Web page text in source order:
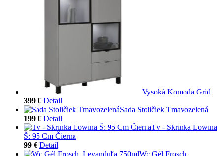
Vysoká Komoda Grid
399 € Detail
Sada Stoličiek Tmavozelená
199 € Detail
Tv - Skrinka Lowina
Š: 95 Cm Čierna
99 € Detail
Wc Gél Frosch,